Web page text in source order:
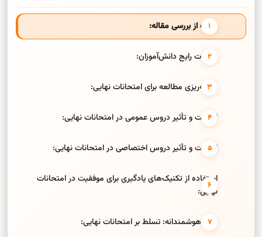
هدف از بررسی مقاله:
سوالات رایج دانش‌آموزان:
برنامه‌ریزی مطالعه برای امتحانات نهایی:
اهمیت و تأثیر دروس عمومی در امتحانات نهایی:
اهمیت و تأثیر دروس اختصاصی در امتحانات نهایی:
استفاده از تکنیک‌های یادگیری برای موفقیت در امتحانات
نهایی:
مرور هوشمندانه: تسلط بر امتحانات نهایی: